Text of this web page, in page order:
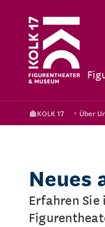
KOLK 17 Über
Neues
Erfahren